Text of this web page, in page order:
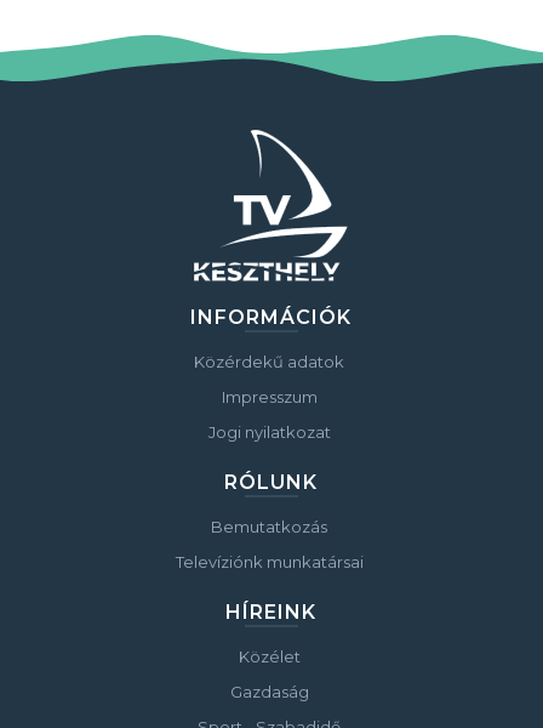
INFORMÁCIÓK
Közérdekű adatok
Impresszum
Jogi nyilatkozat
RÓLUNK
Bemutatkozás
Televíziónk munkatársai
HÍREINK
Közélet
Gazdaság